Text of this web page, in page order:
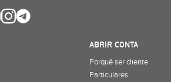
ABRIR CONTA
Porquê ser cliente
Particulares